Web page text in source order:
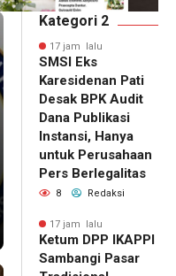
Kategori 2
17 jam lalu
SMSI Eks
Karesidenan Pati
Desak BPK Audit
Dana Publikasi
Instansi, Hanya
untuk Perusahaan
Pers Berlegalitas
8 Redaksi
17 jam lalu
Ketum DPP IKAPPI
Sambangi Pasar